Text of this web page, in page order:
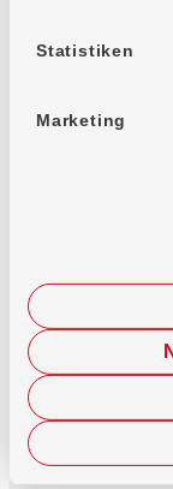
Statistiken
Marketing
Jetzt